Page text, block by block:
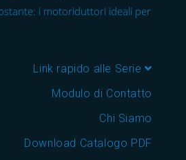
i motoriduttori ideali per
Link rapido alle Serie
Modulo di Contatto
Chi Siamo
Download Catalogo PDF